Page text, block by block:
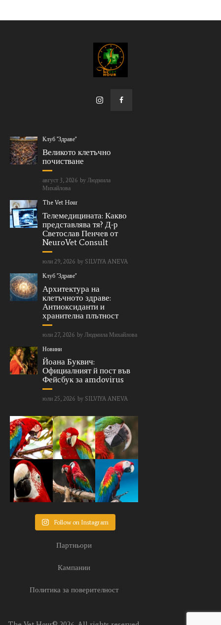
Клуб "Здраве"
Великото клетъчно
почистване
август 3, 2026 by Людмила
Михайлова
The Vet Hour
Телемедицината: Какво
представлява тя? Д-р
Светослав Пенчев от
NeuroVet Consult
юли 29, 2026 by SILVIYA ANEVA
Клуб "Здраве"
Архитектура на
клетъчното здраве:
Антиоксиданти и
хранителна плътност
юли 27, 2026 by Людмила Михайлова
Новини
Йоана Буквич:
Официалният й пост във
Фейсбук за amdovirus
юли 25, 2026 by SILVIYA ANEVA
Follow on Instagram
Партньори
Кампании
Политика за поверителност